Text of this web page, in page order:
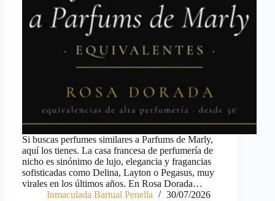
Si buscas perfumes similares a Parfums de Marly,
aquí los tienes. La casa francesa de perfumería de
nicho es sinónimo de lujo, elegancia y fragancias
sofisticadas como Delina, Layton o Pegasus, muy
virales en los últimos años. En Rosa Dorada…
Inmaculada Bartual Penella
30/07/2026